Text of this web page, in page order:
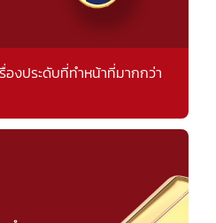
งประดับที่ทำหน้าที่มากกว่า